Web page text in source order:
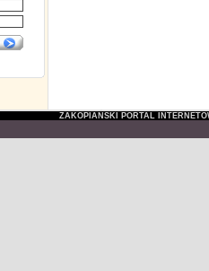
ZAKOPIAŃSKI PORTAL